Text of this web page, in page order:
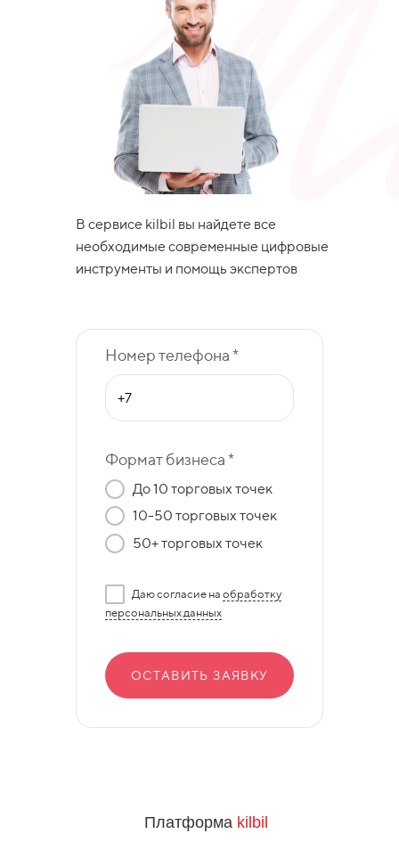
Номер телефона *
Формат бизнеса *
До 10 торговых точек
10-50 торговых точек
50+ торговых точек
Даю согласие на обработку
персональных данных
ОСТАВИТЬ ЗАЯВКУ
В сервисе kilbil вы найдете все
необходимые современные цифровые
инструменты и помощь экспертов
Платформа kilbil